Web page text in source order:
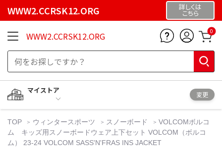
WWW2.CCRSK12.ORG 詳しくは
こちら
WWW2.CCRSK12.ORG 0
マイストア
変更
TOP ウィンタースポーツ スノーボード
VOLCOMボルコ
ム キッズ用スノーボードウェア上下セット VOLCOM（ボルコ
ム） 23-24 VOLCOM SASS'N'FRAS INS JACKET